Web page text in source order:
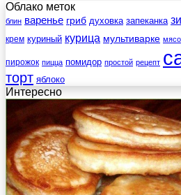
Облако меток
блин варенье гриб духовка запеканка
крем куриный курица мультиварке мясо
пирожок пицца помидор простой рецепт
торт яблоко
Интересно